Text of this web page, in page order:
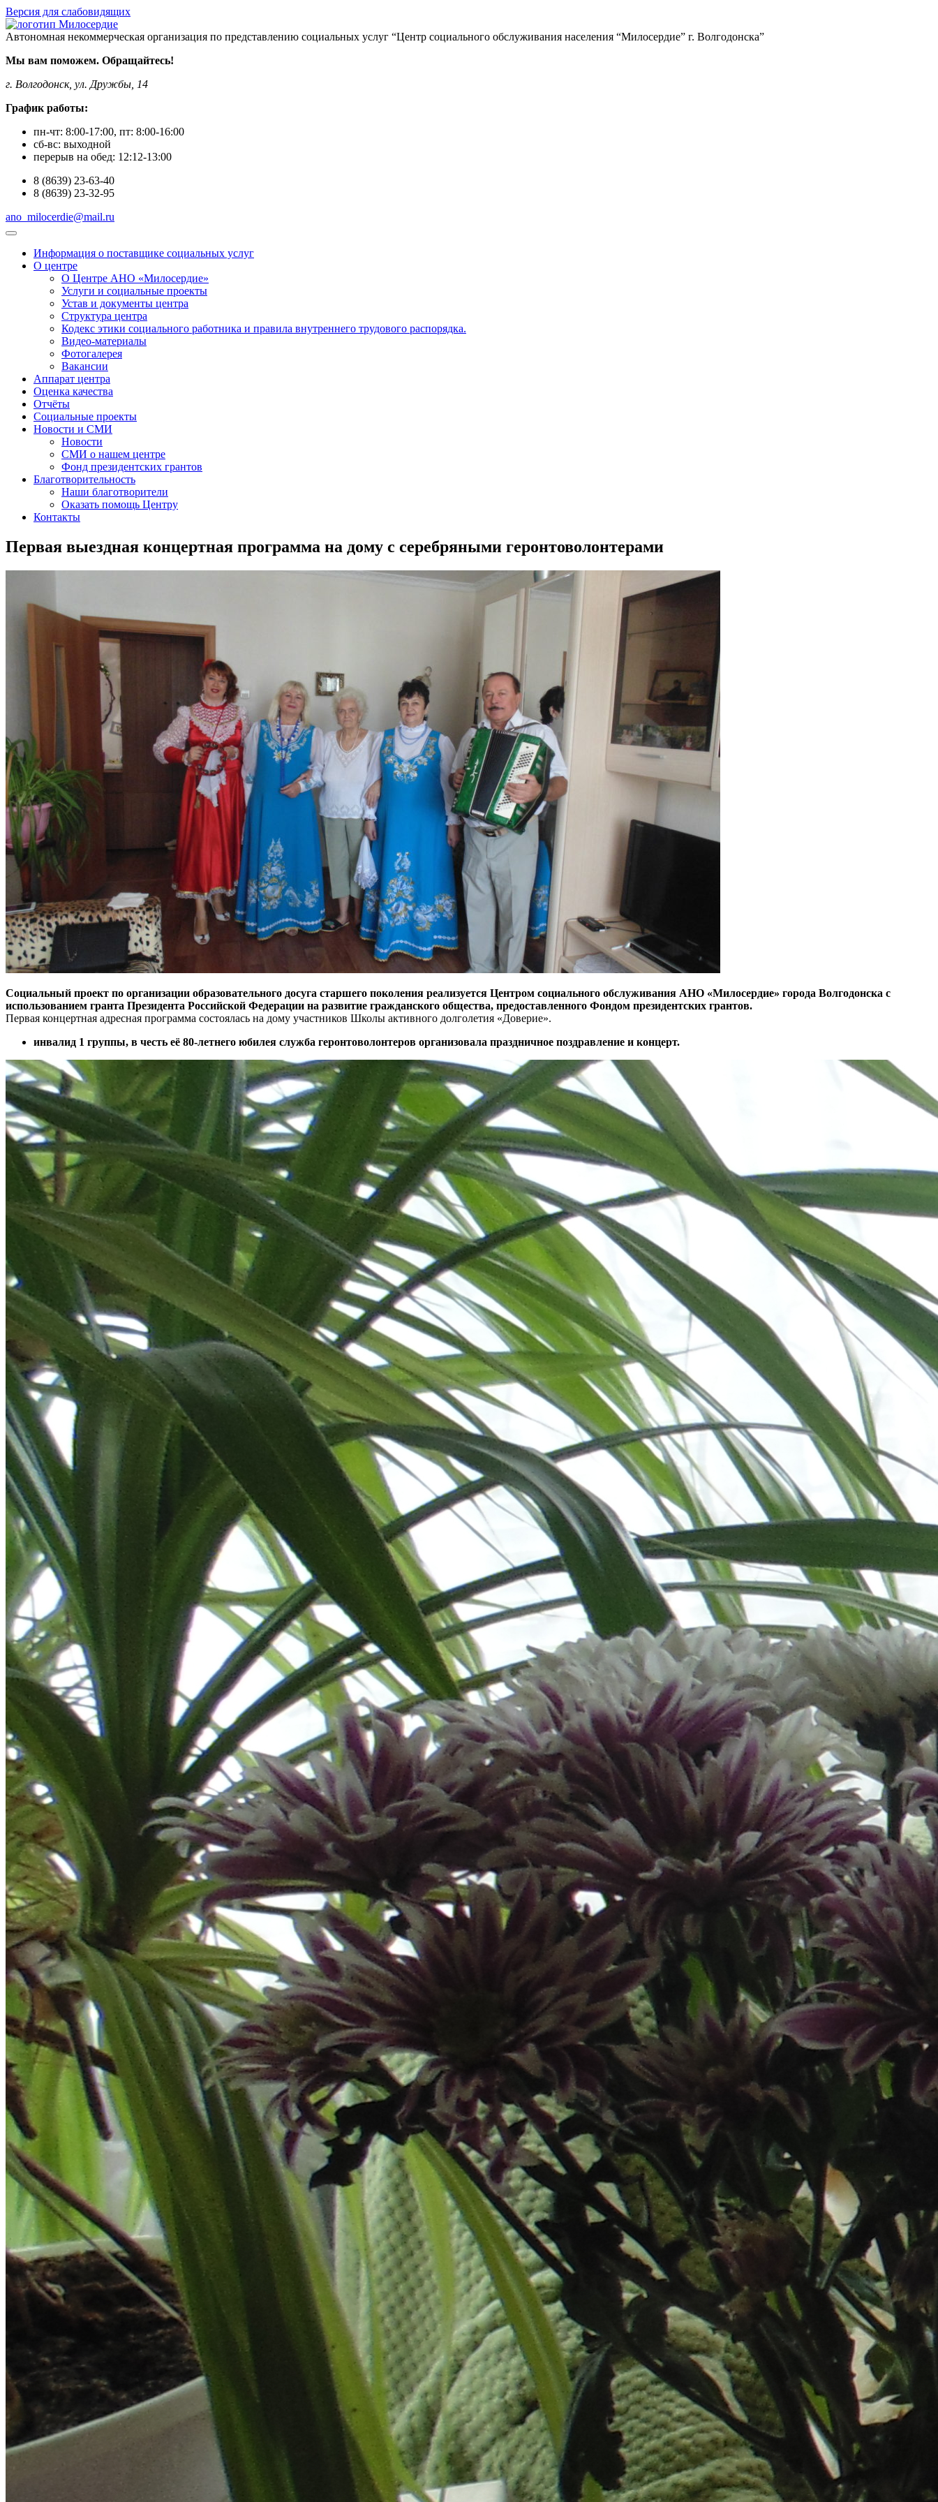
Версия для слабовидящих
Автономная некоммерческая организация по представлению социальных услуг “Центр социального обслуживания населения “Милосердие” г. Волгодонска”
Мы вам поможем. Обращайтесь!
г. Волгодонск, ул. Дружбы, 14
График работы:
пн-чт: 8:00-17:00, пт: 8:00-16:00
сб-вс: выходной
перерыв на обед: 12:12-13:00
8 (8639) 23-63-40
8 (8639) 23-32-95
ano_milocerdie@mail.ru
Информация о поставщике социальных услуг
О центре
О Центре АНО «Милосердие»
Услуги и социальные проекты
Устав и документы центра
Структура центра
Кодекс этики социального работника и правила внутреннего трудового распорядка.
Видео-материалы
Фотогалерея
Вакансии
Аппарат центра
Оценка качества
Отчёты
Социальные проекты
Новости и СМИ
Новости
СМИ о нашем центре
Фонд президентских грантов
Благотворительность
Наши благотворители
Оказать помощь Центру
Контакты
Первая выездная концертная программа на дому с серебряными геронтоволонтерами
Социальный проект по организации образовательного досуга старшего поколения реализуется Центром социального обслуживания АНО «Милосердие» города Волгодонска с
использованием гранта Президента Российской Федерации на развитие гражданского общества, предоставленного Фондом президентских грантов.
Первая концертная адресная программа состоялась на дому участников Школы активного долголетия «Доверие».
инвалид 1 группы, в честь её 80-летнего юбилея служба геронтоволонтеров организовала праздничное поздравление и концерт.